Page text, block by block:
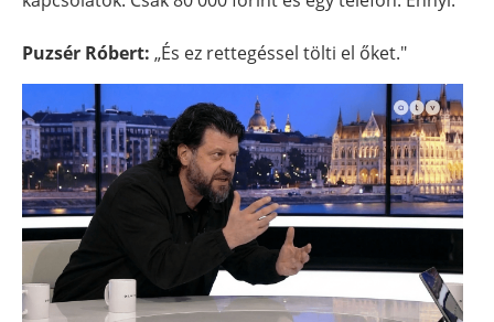
Puzsér Róbert: „És ez rettegéssel tölti el őket."